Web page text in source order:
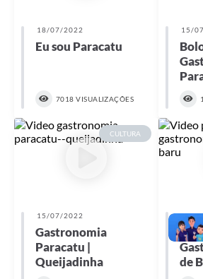
18/07/2022
Eu sou Paracatu
7018 VISUALIZAÇÕES
15/
CULTURA
15/07/2022
Gastronomia
Paracatu |
Queijadinha
15/
de